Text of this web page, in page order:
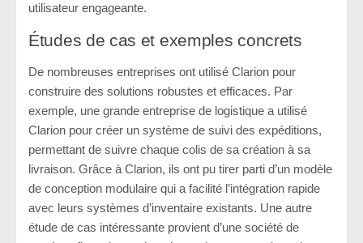
utilisateur engageante.
Études de cas et exemples concrets
De nombreuses entreprises ont utilisé Clarion pour
construire des solutions robustes et efficaces. Par
exemple, une grande entreprise de logistique a utilisé
Clarion pour créer un système de suivi des expéditions,
permettant de suivre chaque colis de sa création à sa
livraison. Grâce à Clarion, ils ont pu tirer parti d’un modèle
de conception modulaire qui a facilité l’intégration rapide
avec leurs systèmes d’inventaire existants. Une autre
étude de cas intéressante provient d’une société de